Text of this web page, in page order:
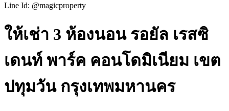
Line Id: @magicproperty
ให้เช่า 3 ห้องนอน รอยัล เรสซิ
เดนท์ พาร์ค คอนโดมิเนียม เขต
ปทุมวัน กรุงเทพมหานคร